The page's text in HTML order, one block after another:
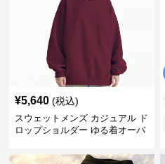
¥5,640 (税込)
スウェットメンズ カジュアル ド
ロップショルダー ゆる着オーバ